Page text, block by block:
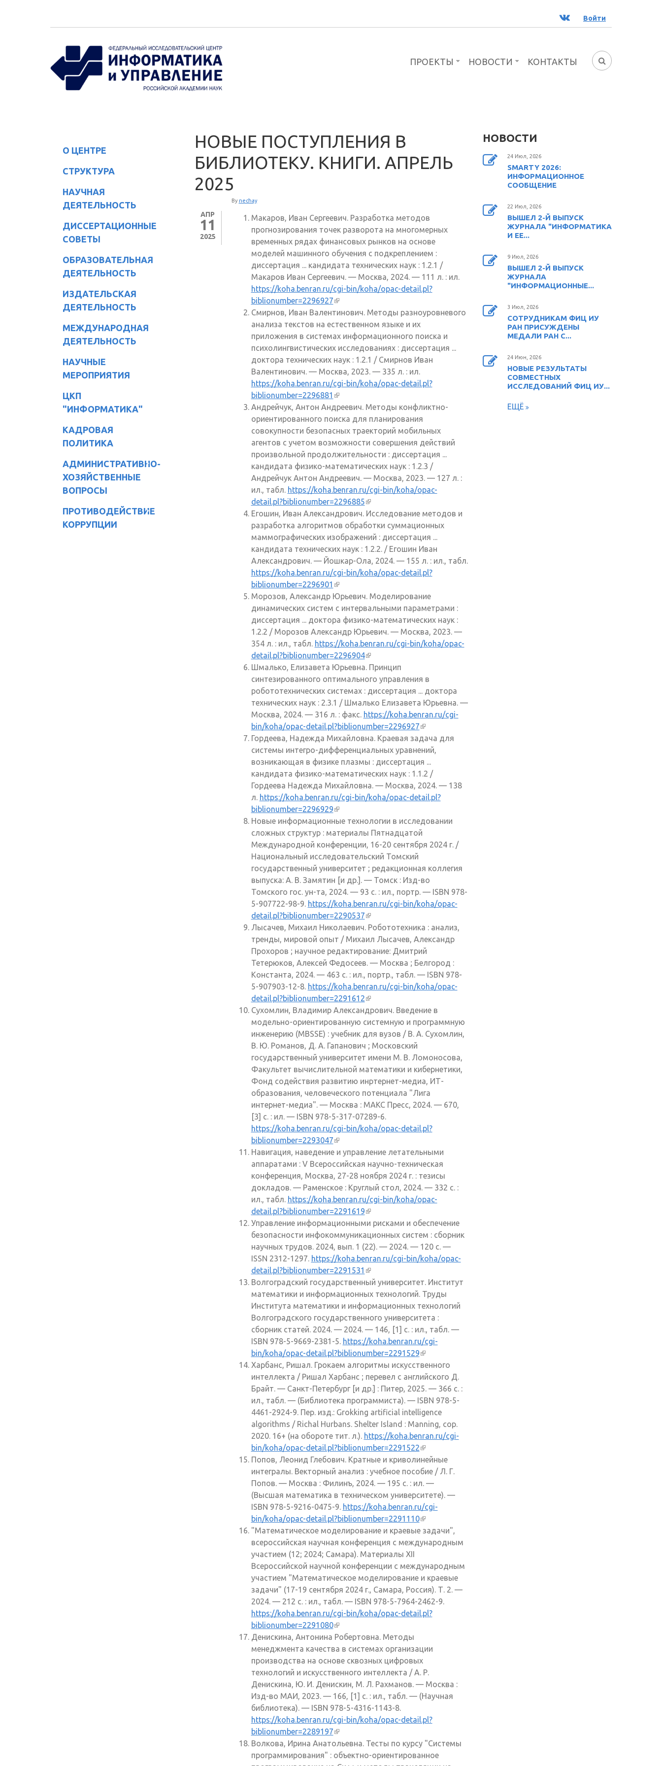
ВК Войти
ФОРМА
ПРОЕКТЫ НОВОСТИ КОНТАКТЫ
О ЦЕНТРЕ
СТРУКТУРА
НАУЧНАЯ
ДЕЯТЕЛЬНОСТЬ
ДИССЕРТАЦИОННЫЕ
СОВЕТЫ
ОБРАЗОВАТЕЛЬНАЯ
ДЕЯТЕЛЬНОСТЬ
ИЗДАТЕЛЬСКАЯ
ДЕЯТЕЛЬНОСТЬ
МЕЖДУНАРОДНАЯ
ДЕЯТЕЛЬНОСТЬ
НАУЧНЫЕ
МЕРОПРИЯТИЯ
ЦКП
"ИНФОРМАТИКА"
КАДРОВАЯ
ПОЛИТИКА
АДМИНИСТРАТИВНО-
ХОЗЯЙСТВЕННЫЕ
ВОПРОСЫ
ПРОТИВОДЕЙСТВИЕ
КОРРУПЦИИ
НОВЫЕ ПОСТУПЛЕНИЯ В
БИБЛИОТЕКУ. КНИГИ. АПРЕЛЬ
2025
АПР
11
2025
By nechay
Макаров, Иван Сергеевич. Разработка методов
прогнозирования точек разворота на многомерных
временных рядах финансовых рынков на основе
моделей машинного обучения с подкреплением :
диссертация ... кандидата технических наук : 1.2.1 /
Макаров Иван Сергеевич. — Москва, 2024. — 111 л. : ил.
https://koha.benran.ru/cgi-bin/koha/opac-detail.pl?
biblionumber=2296927(внешняя ссылка)
Смирнов, Иван Валентинович. Методы разноуровневого
анализа текстов на естественном языке и их
приложения в системах информационного поиска и
психолингвистических исследованиях : диссертация ...
доктора технических наук : 1.2.1 / Смирнов Иван
Валентинович. — Москва, 2023. — 335 л. : ил.
https://koha.benran.ru/cgi-bin/koha/opac-detail.pl?
biblionumber=2296881 (внешняя ссылка)
Андрейчук, Антон Андреевич. Методы конфликтно-
ориентированного поиска для планирования
совокупности безопасных траекторий мобильных
агентов с учетом возможности совершения действий
произвольной продолжительности : диссертация ...
кандидата физико-математических наук : 1.2.3 /
Андрейчук Антон Андреевич. — Москва, 2023. — 127 л. :
ил., табл. https://koha.benran.ru/cgi-bin/koha/opac-
detail.pl?biblionumber=2296885(внешняя ссылка)
Егошин, Иван Александрович. Исследование методов и
разработка алгоритмов обработки суммационных
маммографических изображений : диссертация ...
кандидата технических наук : 1.2.2. / Егошин Иван
Александрович. — Йошкар-Ола, 2024. — 155 л. : ил., табл.
https://koha.benran.ru/cgi-bin/koha/opac-detail.pl?
biblionumber=2296901 (внешняя ссылка)
Морозов, Александр Юрьевич. Моделирование
динамических систем с интервальными параметрами :
диссертация ... доктора физико-математических наук :
1.2.2 / Морозов Александр Юрьевич. — Москва, 2023. —
354 л. : ил., табл. https://koha.benran.ru/cgi-bin/koha/opac-
detail.pl?biblionumber=2296904(внешняя ссылка)
Шмалько, Елизавета Юрьевна. Принцип
синтезированного оптимального управления в
робототехнических системах : диссертация ... доктора
технических наук : 2.3.1 / Шмалько Елизавета Юрьевна. —
Москва, 2024. — 316 л. : факс. https://koha.benran.ru/cgi-
bin/koha/opac-detail.pl?biblionumber=2296927(внешняя
ссылка)
Гордеева, Надежда Михайловна. Краевая задача для
системы интегро-дифференциальных уравнений,
возникающая в физике плазмы : диссертация ...
кандидата физико-математических наук : 1.1.2 /
Гордеева Надежда Михайловна. — Москва, 2024. — 138
л. https://koha.benran.ru/cgi-bin/koha/opac-detail.pl?
biblionumber=2296929(внешняя ссылка)
Новые информационные технологии в исследовании
сложных структур : материалы Пятнадцатой
Международной конференции, 16-20 сентября 2024 г. /
Национальный исследовательский Томский
государственный университет ; редакционная коллегия
выпуска: А. В. Замятин [и др.]. — Томск : Изд-во
Томского гос. ун-та, 2024. — 93 с. : ил., портр. — ISBN 978-
5-907722-98-9. https://koha.benran.ru/cgi-bin/koha/opac-
detail.pl?biblionumber=2290537(внешняя ссылка)
Лысачев, Михаил Николаевич. Робототехника : анализ,
тренды, мировой опыт / Михаил Лысачев, Александр
Прохоров ; научное редактирование: Дмитрий
Тетерюков, Алексей Федосеев. — Москва ; Белгород :
Константа, 2024. — 463 с. : ил., портр., табл. — ISBN 978-
5-907903-12-8. https://koha.benran.ru/cgi-bin/koha/opac-
detail.pl?biblionumber=2291612(внешняя ссылка)
Сухомлин, Владимир Александрович. Введение в
модельно-ориентированную системную и программную
инженерию (MBSSE) : учебник для вузов / В. А. Сухомлин,
В. Ю. Романов, Д. А. Гапанович ; Московский
государственный университет имени М. В. Ломоносова,
Факультет вычислительной математики и кибернетики,
Фонд содействия развитию инртернет-медиа, ИТ-
образования, человеческого потенциала "Лига
интернет-медиа". — Москва : МАКС Пресс, 2024. — 670,
[3] с. : ил. — ISBN 978-5-317-07289-6.
https://koha.benran.ru/cgi-bin/koha/opac-detail.pl?
biblionumber=2293047(внешняя ссылка)
Навигация, наведение и управление летательными
аппаратами : V Всероссийская научно-техническая
конференция, Москва, 27-28 ноября 2024 г. : тезисы
докладов. — Раменское : Круглый стол, 2024. — 332 с. :
ил., табл. https://koha.benran.ru/cgi-bin/koha/opac-
detail.pl?biblionumber=2291619(внешняя ссылка)
Управление информационными рисками и обеспечение
безопасности инфокоммуникационных систем : сборник
научных трудов. 2024, вып. 1 (22). — 2024. — 120 с. —
ISSN 2312-1297. https://koha.benran.ru/cgi-bin/koha/opac-
detail.pl?biblionumber=2291531 (внешняя ссылка)
Волгоградский государственный университет. Институт
математики и информационных технологий. Труды
Института математики и информационных технологий
Волгоградского государственного университета :
сборник статей. 2024. — 2024. — 146, [1] с. : ил., табл. —
ISBN 978-5-9669-2381-5. https://koha.benran.ru/cgi-
bin/koha/opac-detail.pl?biblionumber=2291529(внешняя
ссылка)
Харбанс, Ришал. Грокаем алгоритмы искусственного
интеллекта / Ришал Харбанс ; перевел с английского Д.
Брайт. — Санкт-Петербург [и др.] : Питер, 2025. — 366 с. :
ил., табл. — (Библиотека программиста). — ISBN 978-5-
4461-2924-9. Пер. изд.: Grokking artificial intelligence
algorithms / Richal Hurbans. Shelter Island : Manning, cop.
2020. 16+ (на обороте тит. л.). https://koha.benran.ru/cgi-
bin/koha/opac-detail.pl?biblionumber=2291522(внешняя
ссылка)
Попов, Леонид Глебович. Кратные и криволинейные
интегралы. Векторный анализ : учебное пособие / Л. Г.
Попов. — Москва : Филинъ, 2024. — 195 с. : ил. —
(Высшая математика в техническом университете). —
ISBN 978-5-9216-0475-9. https://koha.benran.ru/cgi-
bin/koha/opac-detail.pl?biblionumber=2291110(внешняя
ссылка)
"Математическое моделирование и краевые задачи",
всероссийская научная конференция с международным
участием (12; 2024; Самара). Материалы XII
Всероссийской научной конференции с международным
участием "Математическое моделирование и краевые
задачи" (17-19 сентября 2024 г., Самара, Россия). Т. 2. —
2024. — 212 с. : ил., табл. — ISBN 978-5-7964-2462-9.
https://koha.benran.ru/cgi-bin/koha/opac-detail.pl?
biblionumber=2291080(внешняя ссылка)
Денискина, Антонина Робертовна. Методы
менеджмента качества в системах организации
производства на основе сквозных цифровых
технологий и искусственного интеллекта / А. Р.
Денискина, Ю. И. Денискин, М. Л. Рахманов. — Москва :
Изд-во МАИ, 2023. — 166, [1] с. : ил., табл. — (Научная
библиотека). — ISBN 978-5-4316-1143-8.
https://koha.benran.ru/cgi-bin/koha/opac-detail.pl?
biblionumber=2289197(внешняя ссылка)
Волкова, Ирина Анатольевна. Тесты по курсу "Системы
программирования" : объектно-ориентированное
НОВОСТИ
24 Июл, 2026
SMARTY 2026:
ИНФОРМАЦИОННОЕ
СООБЩЕНИЕ
22 Июл, 2026
ВЫШЕЛ 2-Й ВЫПУСК
ЖУРНАЛА "ИНФОРМАТИКА
И ЕЕ...
9 Июл, 2026
ВЫШЕЛ 2-Й ВЫПУСК
ЖУРНАЛА
"ИНФОРМАЦИОННЫЕ...
3 Июл, 2026
СОТРУДНИКАМ ФИЦ ИУ
РАН ПРИСУЖДЕНЫ
МЕДАЛИ РАН С...
24 Июн, 2026
НОВЫЕ РЕЗУЛЬТАТЫ
СОВМЕСТНЫХ
ИССЛЕДОВАНИЙ ФИЦ ИУ...
ЕЩЁ